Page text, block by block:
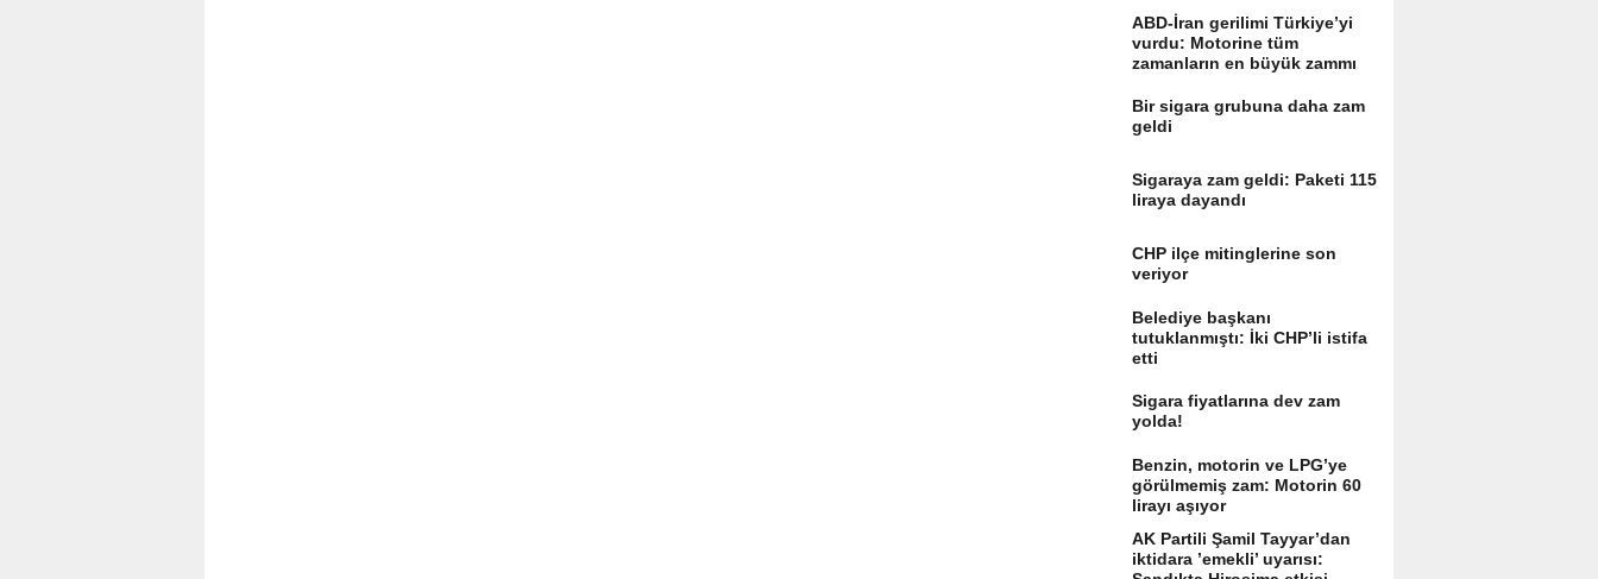
ABD-İran gerilimi Türkiye’yi
vurdu: Motorine tüm
zamanların en büyük zammı
Bir sigara grubuna daha zam
geldi
Sigaraya zam geldi: Paketi 115
liraya dayandı
CHP ilçe mitinglerine son
veriyor
Belediye başkanı
tutuklanmıştı: İki CHP’li istifa
etti
Sigara fiyatlarına dev zam
yolda!
Benzin, motorin ve LPG’ye
görülmemiş zam: Motorin 60
lirayı aşıyor
AK Partili Şamil Tayyar’dan
iktidara ’emekli’ uyarısı: